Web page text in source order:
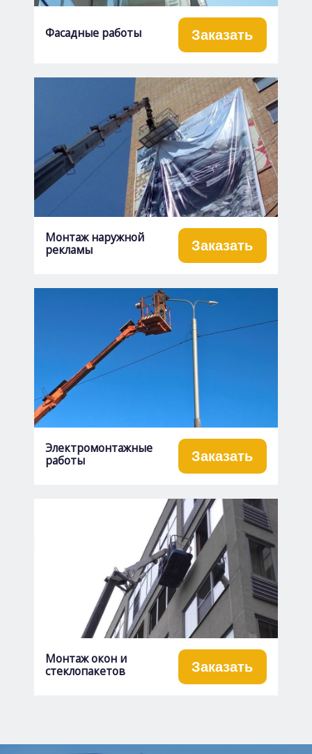
Фасадные работы Заказать
Монтаж наружной
рекламы
Заказать
Электромонтажные
работы
Заказать
Монтаж окон и
стеклопакетов
Заказать